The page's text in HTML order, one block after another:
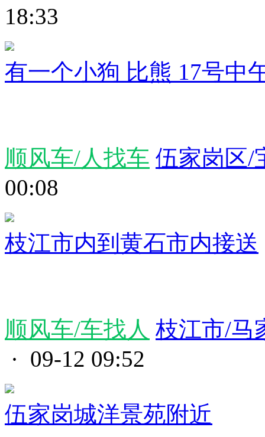
18:33
有一个小狗 比熊 17号中
顺风车/人找车 伍家岗区/
00:08
枝江市内到黄石市内接送
顺风车/车找人 枝江市/马
· 09-12 09:52
伍家岗城洋景苑附近